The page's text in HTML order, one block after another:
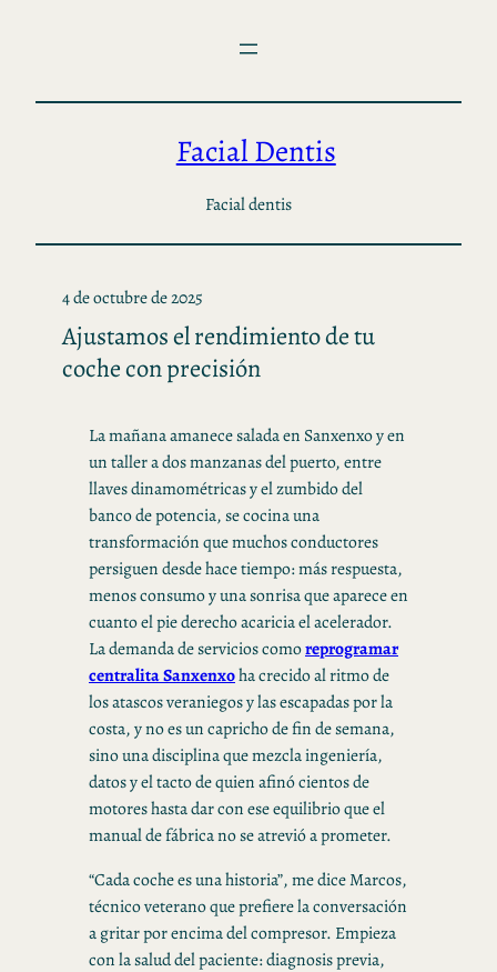
Facial Dentis
Facial dentis
4 de octubre de 2025
Ajustamos el rendimiento de tu
coche con precisión
La mañana amanece salada en Sanxenxo y en
un taller a dos manzanas del puerto, entre
llaves dinamométricas y el zumbido del
banco de potencia, se cocina una
transformación que muchos conductores
persiguen desde hace tiempo: más respuesta,
menos consumo y una sonrisa que aparece en
cuanto el pie derecho acaricia el acelerador.
La demanda de servicios comoreprogramar
centralita Sanxenxoha crecido al ritmo de
los atascos veraniegos y las escapadas por la
costa, y no es un capricho de fin de semana,
sino una disciplina que mezcla ingeniería,
datos y el tacto de quien afinó cientos de
motores hasta dar con ese equilibrio que el
manual de fábrica no se atrevió a prometer.
“Cada coche es una historia”, me dice Marcos,
técnico veterano que prefiere la conversación
a gritar por encima del compresor. Empieza
con la salud del paciente: diagnosis previa,